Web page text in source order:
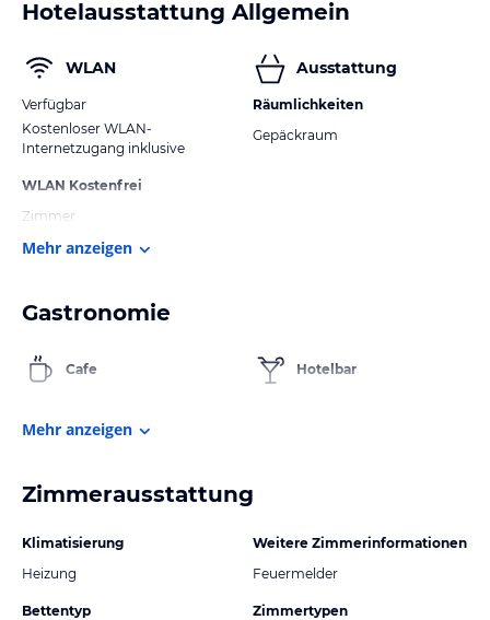
Hotelausstattung Allgemein
WLAN
Verfügbar
Kostenloser WLAN-
Internetzugang inklusive
WLAN Kostenfrei
Zimmer
Ausstattung
Räumlichkeiten
Gepäckraum
Mehr anzeigen
Gastronomie
Cafe Hotelbar
Mehr anzeigen
Zimmerausstattung
Klimatisierung
Heizung
Bettentyp
Weitere Zimmerinformationen
Feuermelder
Zimmertypen